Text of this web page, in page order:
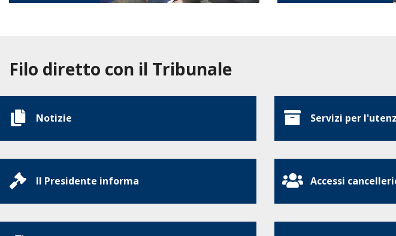
Filo diretto con il Tribunale
Notizie Servizi per
Il Presidente informa Accessi